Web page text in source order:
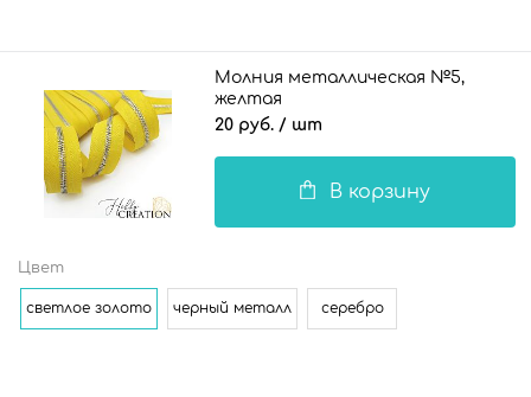
Молния металлическая №5,
желтая
20 руб. / шт
В корзину
Цвет
светлое золото черный металл серебро